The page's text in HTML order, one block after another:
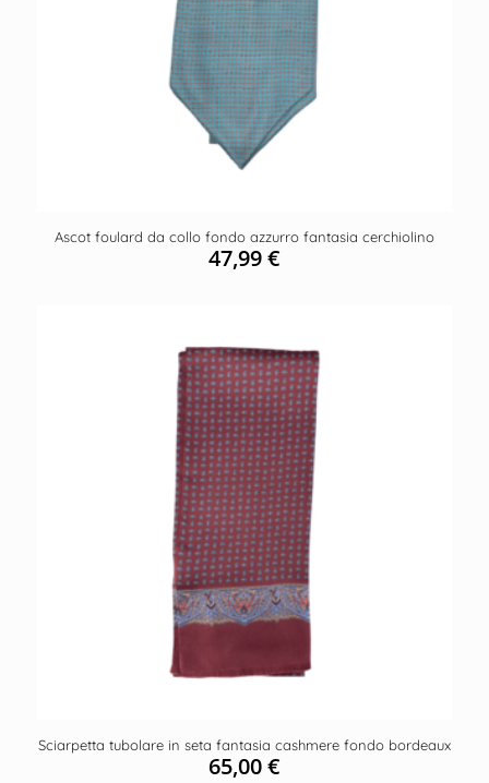
Ascot foulard da collo fondo azzurro fantasia cerchiolino
47,99€
Sciarpetta tubolare in seta fantasia cashmere fondo bordeaux
65,00€